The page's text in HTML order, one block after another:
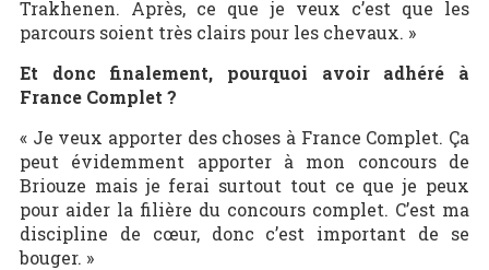
Trakhenen. Après, ce que je veux c’est que les
parcours soient très clairs pour les chevaux. »
Et donc finalement, pourquoi avoir adhéré à
France Complet ?
« Je veux apporter des choses à France Complet. Ça
peut évidemment apporter à mon concours de
Briouze mais je ferai surtout tout ce que je peux
pour aider la filière du concours complet. C’est ma
discipline de cœur, donc c’est important de se
bouger. »